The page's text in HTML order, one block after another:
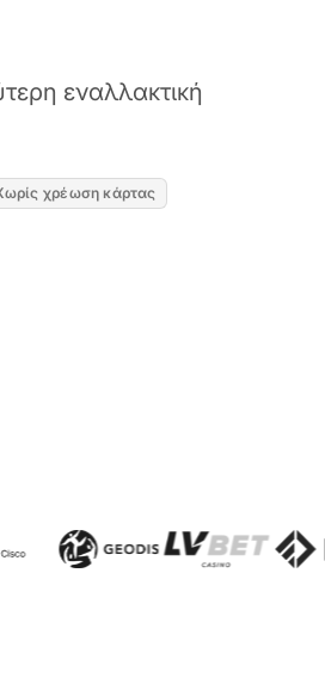
εναλλακτική
χρέωση κάρτας